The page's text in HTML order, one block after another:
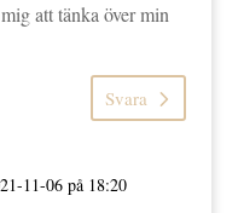
att tänka över min
Svara
11-06 på 18:20